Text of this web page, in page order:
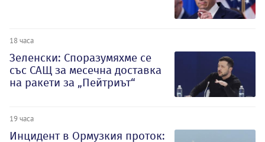
18 часа
Зеленски: Споразумяхме се
със САЩ за месечна доставка
на ракети за „Пейтриът“
19 часа
Инцидент в Ормузкия проток: